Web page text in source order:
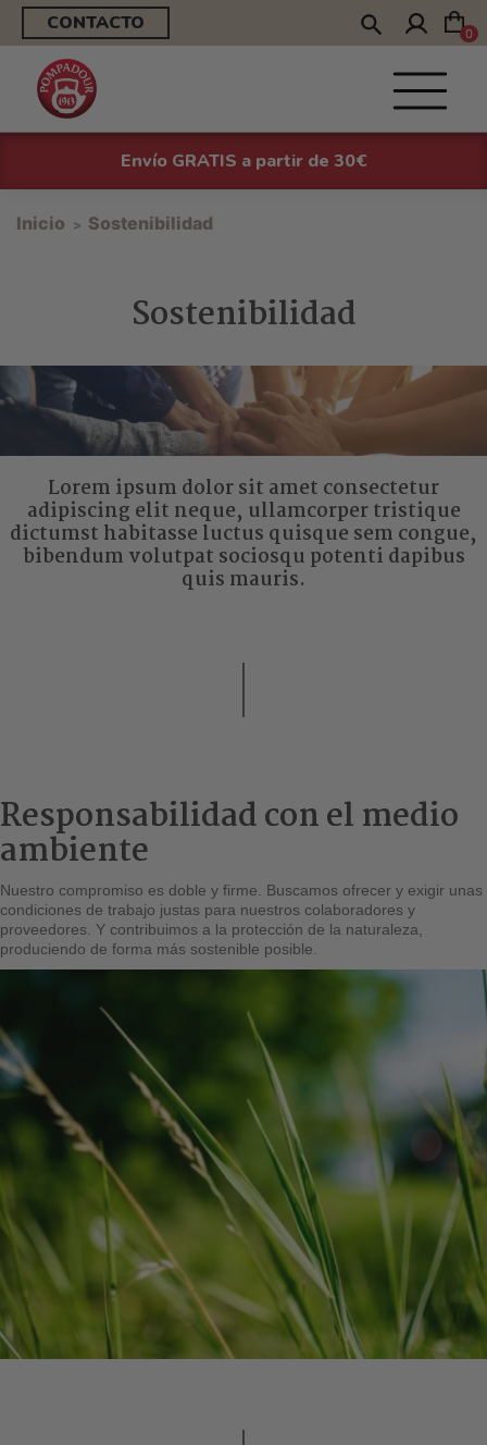
CONTACTO 0
Envío GRATIS a partir de 30€
Inicio Sostenibilidad
Sostenibilidad
Lorem ipsum dolor sit amet consectetur
adipiscing elit neque, ullamcorper tristique
dictumst habitasse luctus quisque sem congue,
bibendum volutpat sociosqu potenti dapibus
quis mauris.
Responsabilidad con el medio
ambiente
Nuestro compromiso es doble y firme. Buscamos ofrecer y exigir unas
condiciones de trabajo justas para nuestros colaboradores y
proveedores. Y contribuimos a la protección de la naturaleza,
produciendo de forma más sostenible posible.